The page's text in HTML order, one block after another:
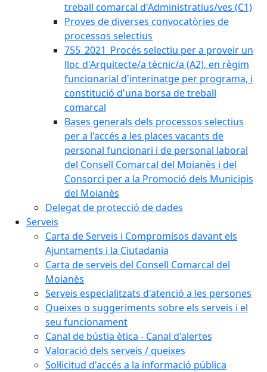
treball comarcal d'Administratius/ves (C1)
Proves de diverses convocatòries de
processos selectius
755_2021_Procés selectiu per a proveir un
lloc d'Arquitecte/a tècnic/a (A2), en règim
funcionarial d'interinatge per programa, i
constitució d'una borsa de treball
comarcal
Bases generals dels processos selectius
per a l'accés a les places vacants de
personal funcionari i de personal laboral
del Consell Comarcal del Moianès i del
Consorci per a la Promoció dels Municipis
del Moianès
Delegat de protecció de dades
Serveis
Carta de Serveis i Compromisos davant els
Ajuntaments i la Ciutadania
Carta de serveis del Consell Comarcal del
Moianès
Serveis especialitzats d'atenció a les persones
Queixes o suggeriments sobre els serveis i el
seu funcionament
Canal de bústia ètica - Canal d'alertes
Valoració dels serveis / queixes
Sol·licitud d'accés a la informació pública